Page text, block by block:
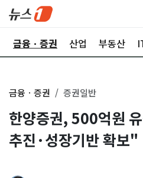
금융ㆍ증권 산업 부동산
금융ㆍ증권 증권일반
한양증권, 500억원
추진·성장기반 확보"